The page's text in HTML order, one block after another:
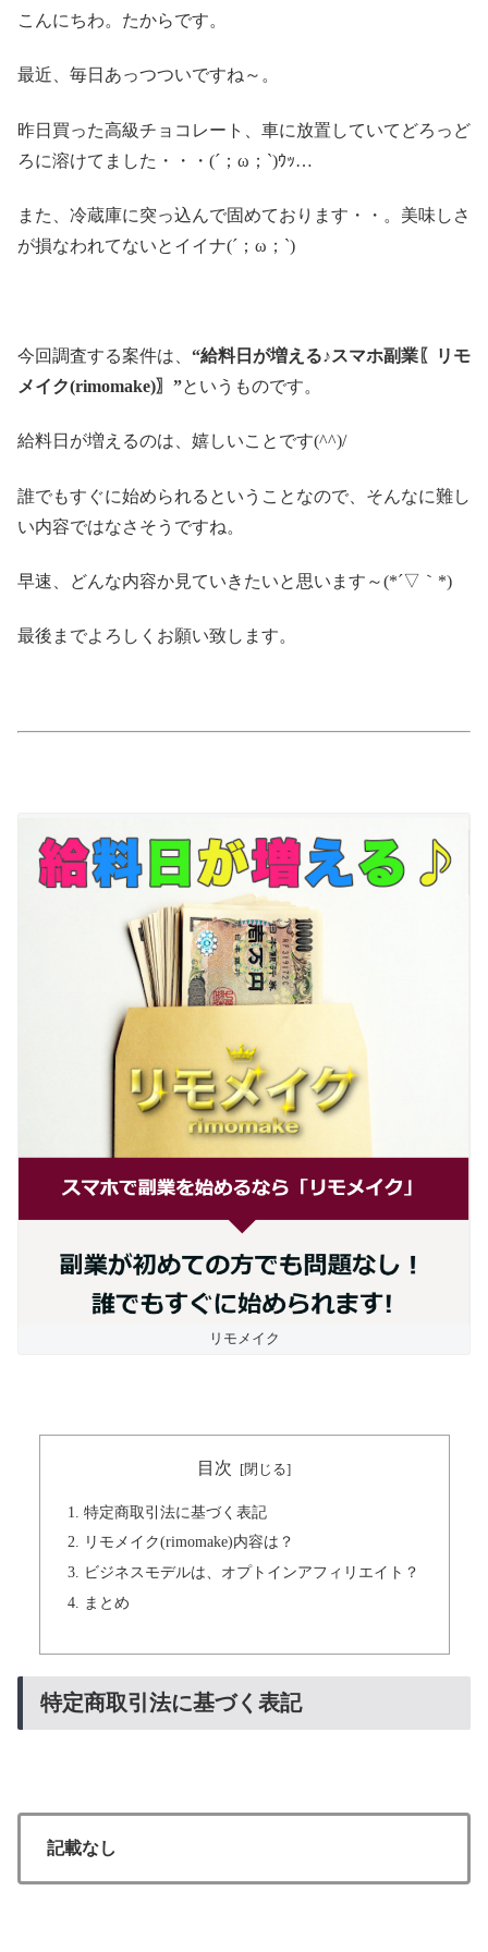
こんにちわ。たからです。
最近、毎日あっつついですね～。
昨日買った高級チョコレート、車に放置していてどろっど
ろに溶けてました・・・(´；ω；`)ｳｯ…
また、冷蔵庫に突っ込んで固めております・・。美味しさ
が損なわれてないとイイナ(´；ω；`)
今回調査する案件は、 “給料日が増える♪スマホ副業〖リモ
メイク(rimomake)〗”というものです。
給料日が増えるのは、嬉しいことです(^^)/
誰でもすぐに始められるということなので、そんなに難し
い内容ではなさそうですね。
早速、どんな内容か見ていきたいと思います～(*´▽｀*)
最後までよろしくお願い致します。
リモメイク
目次
特定商取引法に基づく表記
リモメイク(rimomake)内容は？
ビジネスモデルは、オプトインアフィリエイト？
まとめ
特定商取引法に基づく表記
記載なし